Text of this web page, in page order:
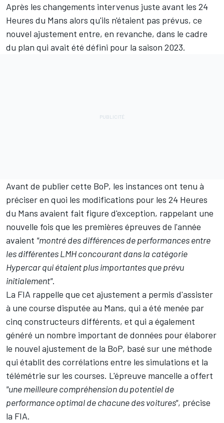
Après les changements intervenus juste avant les 24
Heures du Mans alors qu'ils n'étaient pas prévus, ce
nouvel ajustement entre, en revanche, dans le cadre
du plan qui avait été défini pour la saison 2023.
Avant de publier cette BoP, les instances ont tenu à
préciser en quoi les modifications pour les 24 Heures
du Mans avaient fait figure d'exception, rappelant une
nouvelle fois que les premières épreuves de l'année
avaient "montré des différences de performances entre
les différentes LMH concourant dans la catégorie
Hypercar qui étaient plus importantes que prévu
initialement".
La FIA rappelle que cet ajustement a permis d'assister
à une course disputée au Mans, qui a été menée par
cinq constructeurs différents, et qui a également
généré un nombre important de données pour élaborer
le nouvel ajustement de la BoP, basé sur une méthode
qui établit des corrélations entre les simulations et la
télémétrie sur les courses. L'épreuve mancelle a offert
"une meilleure compréhension du potentiel de
performance optimal de chacune des voitures", précise
la FIA.